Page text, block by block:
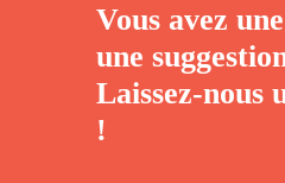
Vous avez
une
Laissez-nous
!